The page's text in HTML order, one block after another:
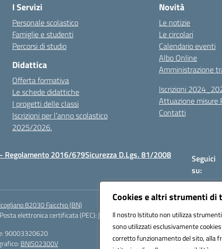
Cookies e altri strumenti di
Il nostro Istituto non utilizza
sono utilizzati esclusivamente
corretto funzionamento del sito, alla
I Servizi
Personale scolastico
Famiglie e studenti
Percorsi di studio
Didattica
Offerta formativa
Le schede didattiche
I progetti delle classi
Iscrizioni per l’anno scolastico
2025/2026.
Novità
Le notizie
Le circolari
Calendario eventi
Albo Online
Amministrazione
Iscrizioni
Attuazione misure
Contatti
Regolamento 2016/679Sicurezza D.Lgs. 81/2008
Seguici
su:
82030 Faicchio (BN)
Posta elettronica certificata (PEC): bnis02300v@pec.istruzione.it
90003320620
BNIS02300V